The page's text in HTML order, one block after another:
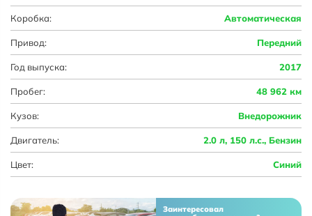
Коробка: Автоматическая
Привод: Передний
Год выпуска: 2017
Пробег: 48 962 км
Кузов: Внедорожник
Двигатель: 2.0 л, 150 л.с., Бензин
Цвет: Синий
Заинтересовал